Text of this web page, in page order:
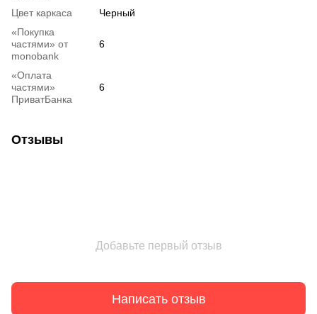
Цвет каркаса
Черный
«Покупка
частями» от
monobank
6
«Оплата
частями»
ПриватБанка
6
Отзывы
Добавьте первый отзыв
Написать отзыв